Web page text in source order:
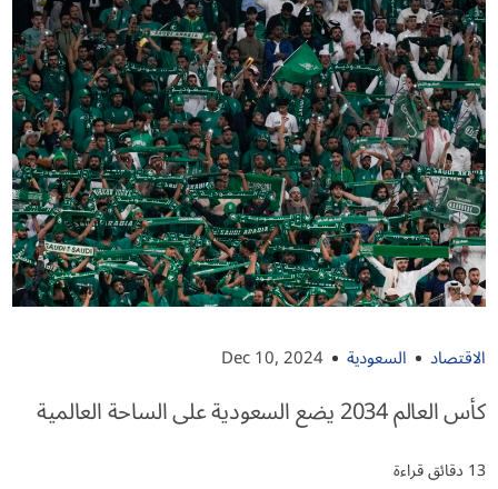
الاقتصاد السعودية Dec 10, 2024
كأس العالم 2034 يضع السعودية على الساحة العالمية
13 دقائق قراءة